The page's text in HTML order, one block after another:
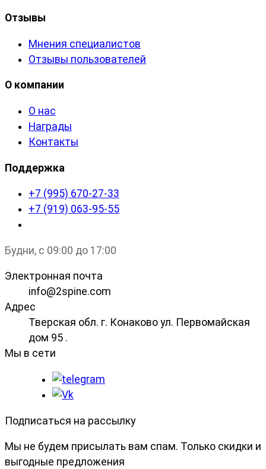
Отзывы
Мнения специалистов
Отзывы пользователей
О компании
О нас
Награды
Контакты
Поддержка
+7 (995) 670-27-33
+7 (919) 063-95-55
Будни, с 09:00 до 17:00
Электронная почта
info@2spine.com
Адрес
Тверская обл. г. Конаково ул. Первомайская
дом 95 .
Мы в сети
Подписаться на рассылку
Мы не будем присылать вам спам. Только скидки и
выгодные предложения